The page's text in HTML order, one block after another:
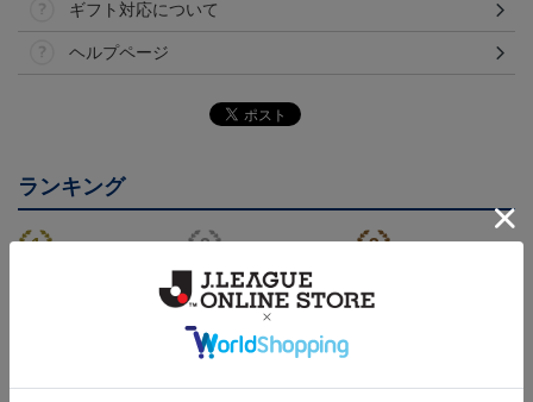
ギフト対応について
ヘルプページ
ランキング